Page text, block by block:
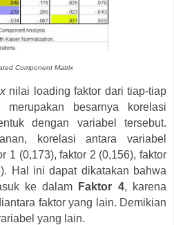
Component Matrix
nilai loading faktor dari tiap-tiap
besarnya korelasi
dengan variabel tersebut.
korelasi antara variabel
1 (0,173), faktor 2 (0,156), faktor
Hal ini dapat dikatakan bahwa
ke dalam
Faktor 4, karena
faktor yang lain. Demikian
yang lain.